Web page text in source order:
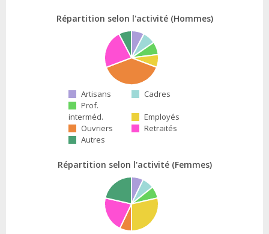
Répartition selon l'activité (Hommes)
Artisans
Cadres
Prof.
interméd.
Employés
Ouvriers
Retraités
Autres
Répartition selon l'activité (Femmes)